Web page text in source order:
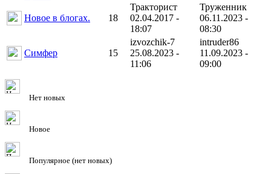
Новое в блогах. 18
Тракторист
02.04.2017 -
18:07
Труженник
06.11.2023 -
08:30
Симфер 15
izvozchik-7
25.08.2023 -
11:06
intruder86
11.09.2023 -
09:00
Нет новых
Новое
Популярное (нет новых)